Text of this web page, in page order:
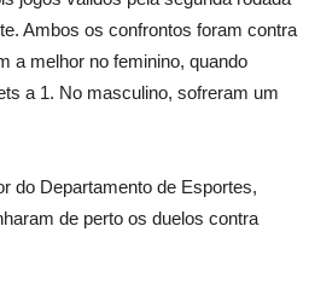
Ambos os confrontos foram contra
a melhor no feminino, quando
a 1. No masculino, sofreram um
do Departamento de Esportes,
de perto os duelos contra